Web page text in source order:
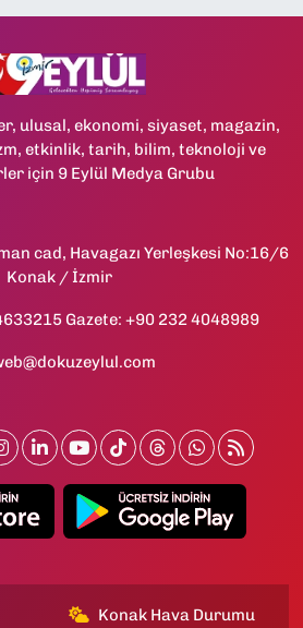
ulusal, ekonomi, siyaset, magazin,
etkinlik, tarih, bilim, teknoloji ve
için 9 Eylül Medya Grubu
cad, Havagazı Yerleşkesi No:16/6
Konak / İzmir
Gazete: +90 232 4048989
Konak Hava Durumu